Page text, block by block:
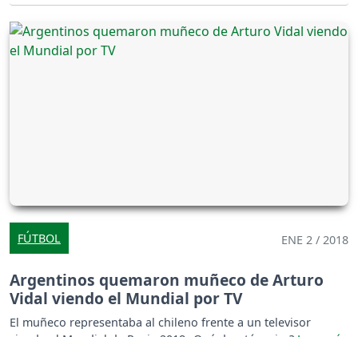
FÚTBOL ENE 2 / 2018
Argentinos quemaron muñeco de Arturo
Vidal viendo el Mundial por TV
El muñeco representaba al chileno frente a un televisor